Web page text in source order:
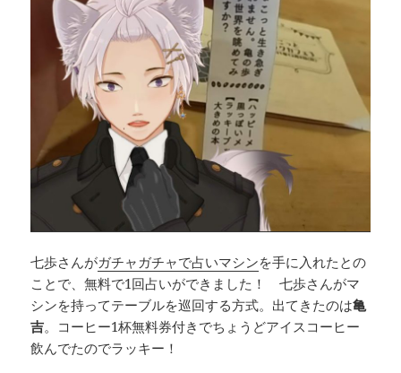
七歩さんがガチャガチャで占いマシンを手に入れたとの
ことで、無料で1回占いができました！ 七歩さんがマ
シンを持ってテーブルを巡回する方式。出てきたのは亀
吉。コーヒー1杯無料券付きでちょうどアイスコーヒー
飲んでたのでラッキー！